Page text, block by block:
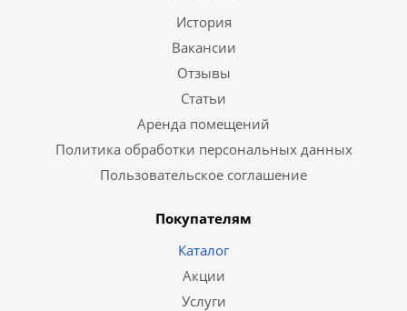
История
Вакансии
Отзывы
Статьи
Аренда помещений
Политика обработки персональных данных
Пользовательское соглашение
Покупателям
Каталог
Акции
Услуги